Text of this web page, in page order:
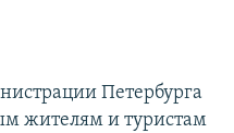
Петербурга
жителям и туристам